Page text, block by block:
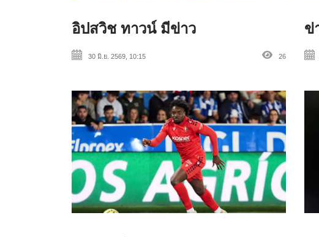
อิปสวิช ทาวน์ มีข่าว
30 มิ.ย. 2569, 10:15 26
ข่